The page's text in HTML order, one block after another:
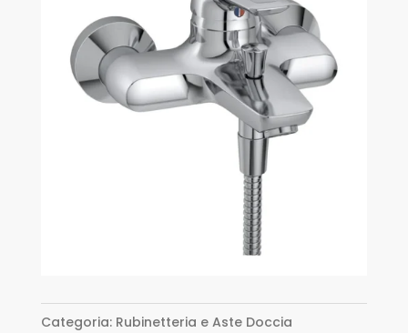
Categoria: Rubinetteria e Aste Doccia